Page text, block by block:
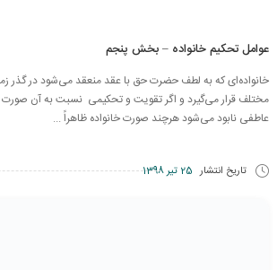
عوامل تحکیم خانواده – بخش پنجم
خانواده‌ای که به لطف حضرت حق با عقد منعقد می‌شود در گذر
مختلف قرار می‌گیرد و اگر تقویت و تحکیمی نسبت به آن صورت
عاطفی نابود می‌شود هرچند صورت خانواده ظاهراً ...
تاریخ انتشار 25 تیر 1398